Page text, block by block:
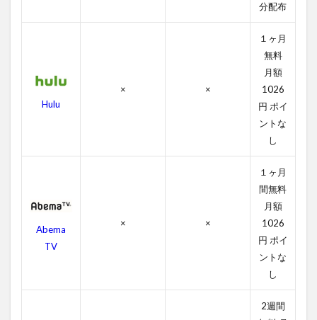
ィフ
ル・
ビュ
ィフ
ル・
分配布
Hulu
× ×
１ヶ月
無料
月額
1026
円 ポイ
ントな
し
Abema
TV
× ×
１ヶ月
間無料
月額
1026
円 ポイ
ントな
し
2週間